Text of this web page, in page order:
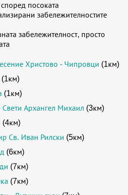
посоката
забележителностите
забележителност, просто
Христово - Чипровци (1км)
(1км)
(1км)
Свети Архангел Михаил (3км)
(4км)
Св. Иван Рилски (5км)
(6км)
(7км)
(7км)